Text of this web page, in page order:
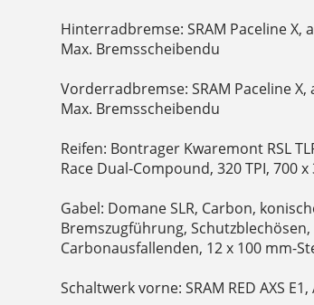
Hinterradbremse: SRAM Paceline
Max. Bremsscheibendu
Vorderradbremse: SRAM Paceline
Max. Bremsscheibendu
Reifen: Bontrager Kwaremont RSL
Race Dual-Compound, 320 TPI, 700 x
Gabel: Domane SLR, Carbon,
Bremszugführung,
Carbonausfallenden, 12 x 100 mm-
Schaltwerk vorne: SRAM RED AXS